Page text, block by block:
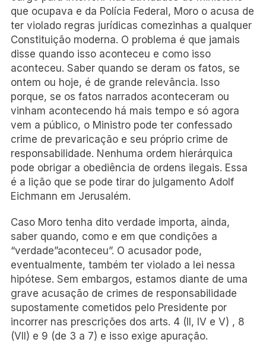
que ocupava e da Polícia Federal, Moro o acusa de
ter violado regras jurídicas comezinhas a qualquer
Constituição moderna. O problema é que jamais
disse quando isso aconteceu e como isso
aconteceu. Saber quando se deram os fatos, se
ontem ou hoje, é de grande relevância. Isso
porque, se os fatos narrados aconteceram ou
vinham acontecendo há mais tempo e só agora
vem a público, o Ministro pode ter confessado
crime de prevaricação e seu próprio crime de
responsabilidade. Nenhuma ordem hierárquica
pode obrigar a obediência de ordens ilegais. Essa
é a lição que se pode tirar do julgamento Adolf
Eichmann em Jerusalém.
Caso Moro tenha dito verdade importa, ainda,
saber quando, como e em que condições a
“verdade”aconteceu”. O acusador pode,
eventualmente, também ter violado a lei nessa
hipótese. Sem embargos, estamos diante de uma
grave acusação de crimes de responsabilidade
supostamente cometidos pelo Presidente por
incorrer nas prescrições dos arts. 4 (II, IV e V) , 8
(VII) e 9 (de 3 a 7) e isso exige apuração.